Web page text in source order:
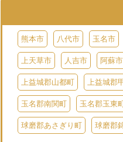
熊本市 八代市 玉名市
上天草市 人吉市 阿蘇市
上益城郡山都町 上益城郡
玉名郡南関町 玉名郡玉東
球磨郡あさぎり町 球磨郡